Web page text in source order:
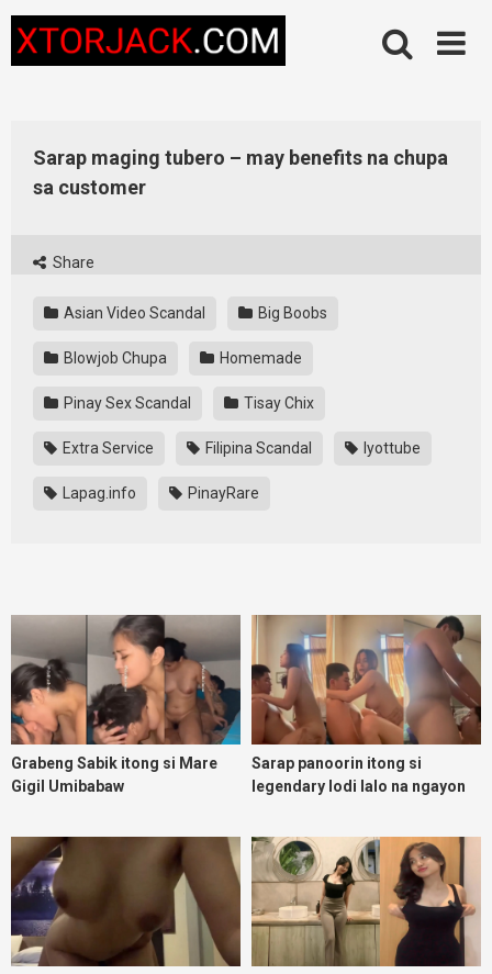
content
Sarap maging tubero – may benefits na chupa
sa customer
Share
Asian Video Scandal Big Boobs
Blowjob Chupa Homemade
Pinay Sex Scandal Tisay Chix
Extra Service Filipina Scandal Iyottube
Lapag.info PinayRare
Grabeng Sabik itong si Mare
Gigil Umibabaw
Sarap panoorin itong si
legendary lodi lalo na ngayon